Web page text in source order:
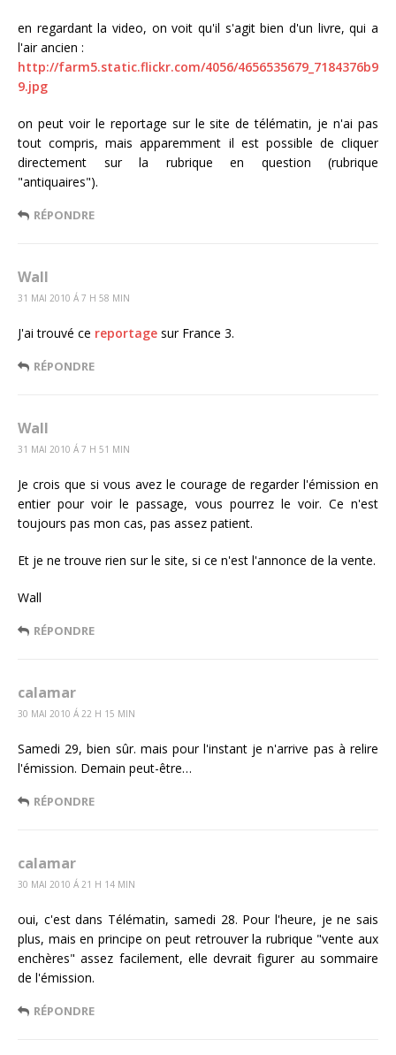
en regardant la video, on voit qu'il s'agit bien d'un livre, qui a
l'air ancien :
http://farm5.static.flickr.com/4056/4656535679_7184376b9
9.jpg
on peut voir le reportage sur le site de télématin, je n'ai pas
tout compris, mais apparemment il est possible de cliquer
directement sur la rubrique en question (rubrique
"antiquaires").
RÉPONDRE
Wall
31 MAI 2010 Á 7 H 58 MIN
J'ai trouvé ce reportage sur France 3.
RÉPONDRE
Wall
31 MAI 2010 Á 7 H 51 MIN
Je crois que si vous avez le courage de regarder l'émission en
entier pour voir le passage, vous pourrez le voir. Ce n'est
toujours pas mon cas, pas assez patient.
Et je ne trouve rien sur le site, si ce n'est l'annonce de la vente.
Wall
RÉPONDRE
calamar
30 MAI 2010 Á 22 H 15 MIN
Samedi 29, bien sûr. mais pour l'instant je n'arrive pas à relire
l'émission. Demain peut-être…
RÉPONDRE
calamar
30 MAI 2010 Á 21 H 14 MIN
oui, c'est dans Télématin, samedi 28. Pour l'heure, je ne sais
plus, mais en principe on peut retrouver la rubrique "vente aux
enchères" assez facilement, elle devrait figurer au sommaire
de l'émission.
RÉPONDRE